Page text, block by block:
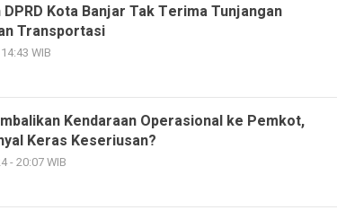
DPRD Kota Banjar Tak Terima Tunjangan
Transportasi
WIB
Kendaraan Operasional ke Pemkot,
Keras Keseriusan?
- 20:07 WIB